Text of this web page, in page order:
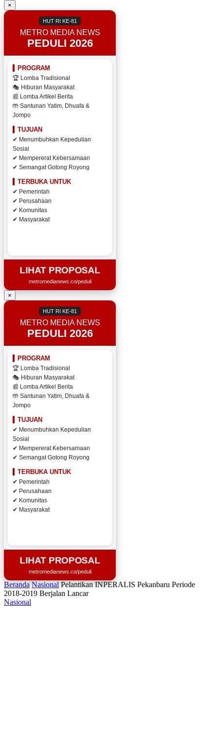
×
HUT RI KE-81
METRO MEDIA NEWS
PEDULI 2026
PROGRAM
🏆 Lomba Tradisional
🎭 Hiburan Masyarakat
📰 Lomba Artikel Berita
🤲 Santunan Yatim, Dhuafa &
Jompo
TUJUAN
✔ Menumbuhkan Kepedulian
Sosial
✔ Mempererat Kebersamaan
✔ Semangat Gotong Royong
TERBUKA UNTUK
✔ Pemerintah
✔ Perusahaan
✔ Komunitas
✔ Masyarakat
LIHAT PROPOSAL
metromedianews.co/peduli
×
HUT RI KE-81
METRO MEDIA NEWS
PEDULI 2026
PROGRAM
🏆 Lomba Tradisional
🎭 Hiburan Masyarakat
📰 Lomba Artikel Berita
🤲 Santunan Yatim, Dhuafa &
Jompo
TUJUAN
✔ Menumbuhkan Kepedulian
Sosial
✔ Mempererat Kebersamaan
✔ Semangat Gotong Royong
TERBUKA UNTUK
✔ Pemerintah
✔ Perusahaan
✔ Komunitas
✔ Masyarakat
LIHAT PROPOSAL
metromedianews.co/peduli
Beranda Nasional Pelantikan INPERALIS Pekanbaru Periode
2018-2019 Berjalan Lancar
Nasional